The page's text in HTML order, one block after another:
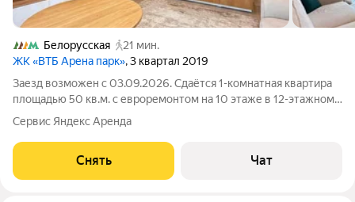
Белорусская
21 мин.
ЖК «ВТБ Арена парк», 3 квартал 2019
Заезд возможен с 03.09.2026. Сдаётся 1-комнатная квартира
площадью 50 кв.м. с евроремонтом на 10 этаже в 12-этажном
доме на срок от 11 месяцев. Из техники есть: Телевизор
Холодильник Посудомоечная машина Кондиционер Дом -
монолитный, окна выходят
Сервис Яндекс Аренда
Снять Чат